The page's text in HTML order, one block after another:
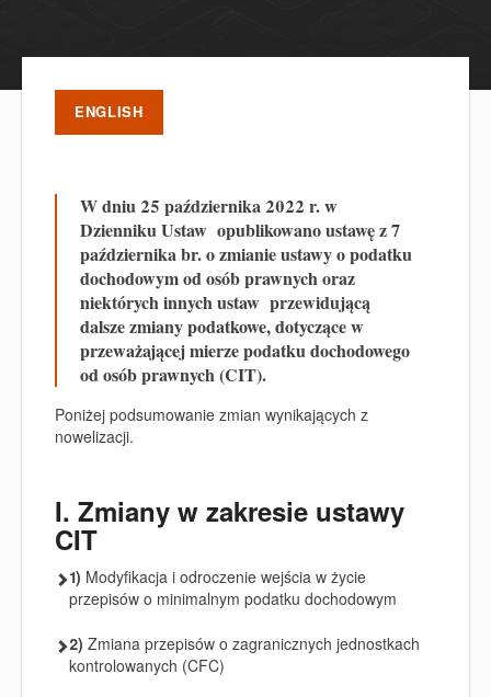
ENGLISH
W dniu 25 października 2022 r. w
Dzienniku Ustaw opublikowano ustawę z 7
października br. o zmianie ustawy o podatku
dochodowym od osób prawnych oraz
niektórych innych ustaw przewidującą
dalsze zmiany podatkowe, dotyczące w
przeważającej mierze podatku dochodowego
od osób prawnych (CIT).
Poniżej podsumowanie zmian wynikających z
nowelizacji.
I. Zmiany w zakresie ustawy
CIT
1) Modyfikacja i odroczenie wejścia w życie
przepisów o minimalnym podatku dochodowym
2) Zmiana przepisów o zagranicznych jednostkach
kontrolowanych (CFC)